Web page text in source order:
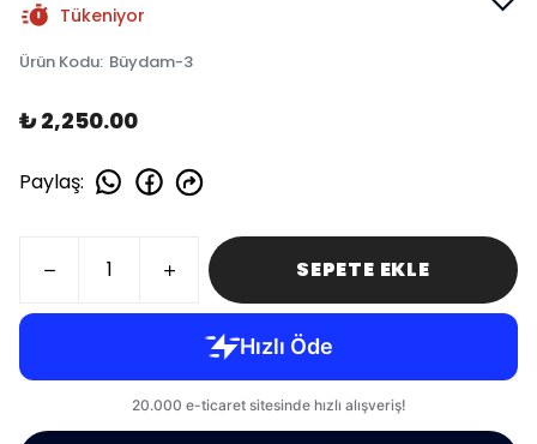
Tükeniyor
Ürün Kodu: Büydam-3
₺ 2,250.00
Paylaş:
SEPETE EKLE